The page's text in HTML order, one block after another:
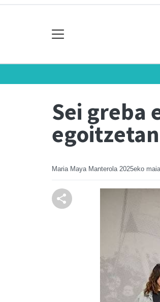
Sei greba
egoitzetan
Maria Maya Manterola 2025eko